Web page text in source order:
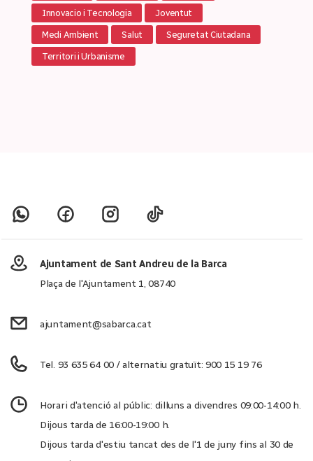
Innovacio i Tecnologia Joventut
Medi Ambient Salut Seguretat Ciutadana
Territori i Urbanisme
Ajuntament de Sant Andreu de la Barca
Plaça de l'Ajuntament 1, 08740
ajuntament@sabarca.cat
Tel. 93 635 64 00 / alternatiu gratuït: 900 15 19 76
Horari d'atenció al públic: dilluns a divendres 09:00-14:00 h.
Dijous tarda de 16:00-19:00 h.
Dijous tarda d'estiu tancat des de l'1 de juny fins al 30 de